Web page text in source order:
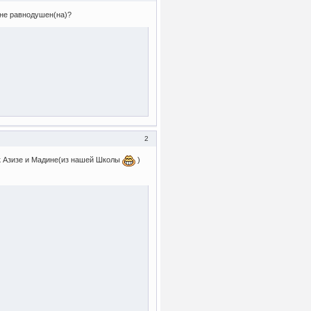
равнодушен(на)?
2
Азизе и Мадине(из нашей Школы )